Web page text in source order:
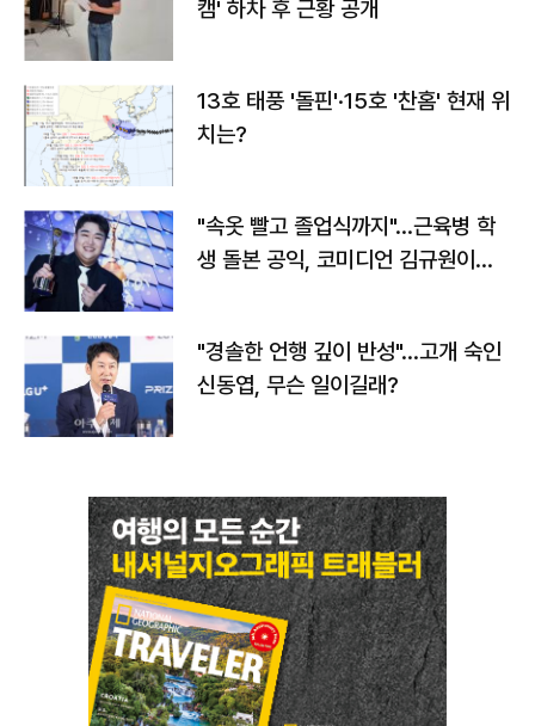
캠' 하차 후 근황 공개
13호 태풍 '돌핀'·15호 '찬홈' 현재 위
치는?
"속옷 빨고 졸업식까지"…근육병 학
생 돌본 공익, 코미디언 김규원이었
"경솔한 언행 깊이 반성"…고개 숙인
신동엽, 무슨 일이길래?